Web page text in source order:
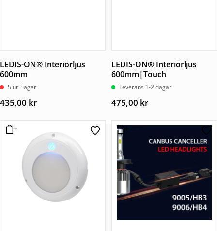
LEDIS-ON® Interiörljus
600mm
Slut i lager
435,00 kr
LEDIS-ON® Interiörljus
600mm|Touch
Leverans 1-2 dagar
475,00 kr